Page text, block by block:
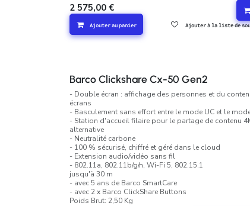
2 575,00 €
Ajouter au panier Ajouter à la liste de
Barco Clickshare Cx-50 Gen2
- Double écran : affichage des personnes et du
écrans
- Basculement sans effort entre le mode UC et le
- Station d'accueil filaire pour le partage de contenu
alternative
- Neutralité carbone
- 100 % sécurisé, chiffré et géré dans le cloud
- Extension audio/vidéo sans fil
- 802.11a, 802.11b/g/n, Wi-Fi 5, 802.15.1
jusqu'à 30 m
- avec 5 ans de Barco SmartCare
- avec 2 x Barco ClickShare Buttons
Poids Brut: 2,50 Kg